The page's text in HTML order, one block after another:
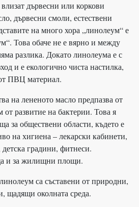
дървесни или коркови
дървесни смоли, естествени
на много хора „линолеум“ е
Това обаче не е вярно и между
разлика. Докато линолеума е с
и е екологично чиста настилка,
ПВЦ материал.
на лененото масло предпазва от
от развитие на бактерии. Това я
за обществени области, където е
на хигиена – лекарски кабинети,
градини, фитнеси.
и за жилищни площи.
са съставени от природни,
щадящи околната среда.